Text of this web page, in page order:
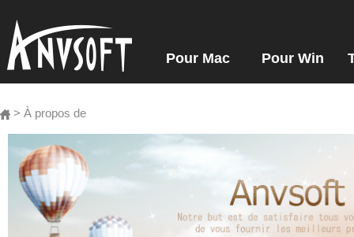
Pour Mac Pour Win
> À propos de